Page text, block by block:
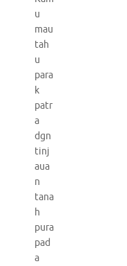
u
mau
tah
u
para
k
patr
a
dgn
tinj
aua
n
tana
h
pura
pad
a